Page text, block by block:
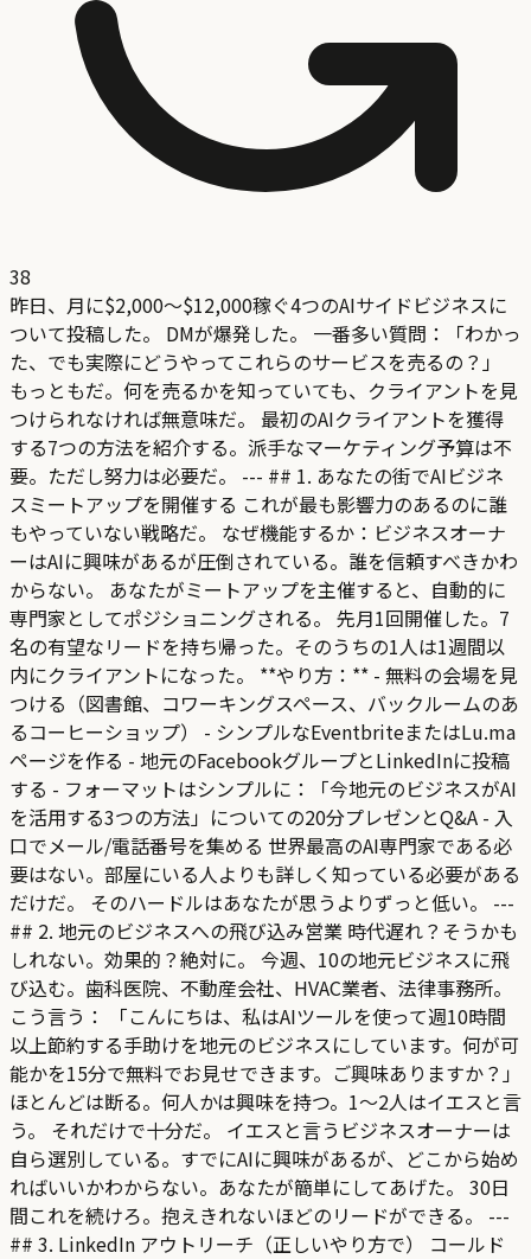
38
昨日、月に$2,000〜$12,000稼ぐ4つのAIサイドビジネスに
ついて投稿した。 DMが爆発した。 一番多い質問：「わかっ
た、でも実際にどうやってこれらのサービスを売るの？」
もっともだ。何を売るかを知っていても、クライアントを見
つけられなければ無意味だ。 最初のAIクライアントを獲得
する7つの方法を紹介する。派手なマーケティング予算は不
要。ただし努力は必要だ。 --- ## 1. あなたの街でAIビジネ
スミートアップを開催する これが最も影響力のあるのに誰
もやっていない戦略だ。 なぜ機能するか：ビジネスオーナ
ーはAIに興味があるが圧倒されている。誰を信頼すべきかわ
からない。 あなたがミートアップを主催すると、自動的に
専門家としてポジショニングされる。 先月1回開催した。7
名の有望なリードを持ち帰った。そのうちの1人は1週間以
内にクライアントになった。 **やり方：** - 無料の会場を見
つける（図書館、コワーキングスペース、バックルームのあ
るコーヒーショップ） - シンプルなEventbriteまたはLu.ma
ページを作る - 地元のFacebookグループとLinkedInに投稿
する - フォーマットはシンプルに：「今地元のビジネスがAI
を活用する3つの方法」についての20分プレゼンとQ&A - 入
口でメール/電話番号を集める 世界最高のAI専門家である必
要はない。部屋にいる人よりも詳しく知っている必要がある
だけだ。 そのハードルはあなたが思うよりずっと低い。 ---
## 2. 地元のビジネスへの飛び込み営業 時代遅れ？そうかも
しれない。効果的？絶対に。 今週、10の地元ビジネスに飛
び込む。歯科医院、不動産会社、HVAC業者、法律事務所。
こう言う： 「こんにちは、私はAIツールを使って週10時間
以上節約する手助けを地元のビジネスにしています。何が可
能かを15分で無料でお見せできます。ご興味ありますか？」
ほとんどは断る。何人かは興味を持つ。1〜2人はイエスと言
う。 それだけで十分だ。 イエスと言うビジネスオーナーは
自ら選別している。すでにAIに興味があるが、どこから始め
ればいいかわからない。あなたが簡単にしてあげた。 30日
間これを続けろ。抱えきれないほどのリードができる。 ---
## 3. LinkedIn アウトリーチ（正しいやり方で） コールド